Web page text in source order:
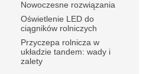
Nowoczesne rozwiązania
Oświetlenie LED do
ciągników rolniczych
Przyczepa rolnicza w
układzie tandem: wady i
zalety